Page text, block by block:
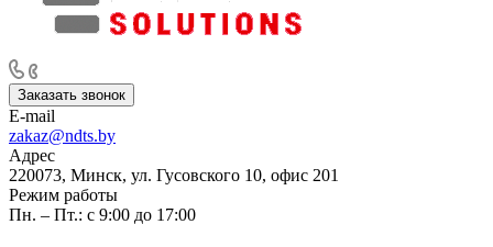
Заказать звонок
E-mail
zakaz@ndts.by
Адрес
220073, Минск, ул. Гусовского 10, офис 201
Режим работы
Пн. – Пт.: с 9:00 до 17:00